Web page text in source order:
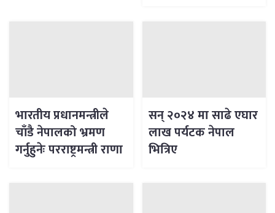
भारतीय प्रधानमन्त्रीले
चाँडै नेपालको भ्रमण
गर्नुहुनेः परराष्ट्रमन्त्री राणा
सन् २०२४ मा साढे एघार
लाख पर्यटक नेपाल
भित्रिए